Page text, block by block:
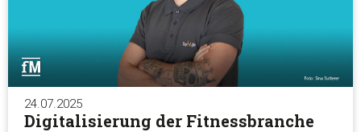
24.07.2025
Digitalisierung der Fitnessbranche